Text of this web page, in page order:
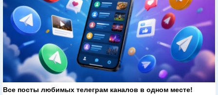
Все посты любимых телеграм каналов в одном месте!